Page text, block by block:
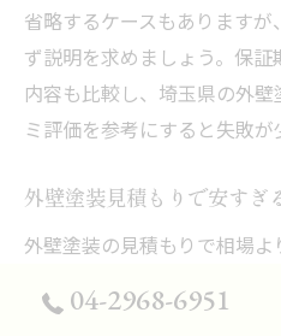
省略するケースもあります
ず説明を求めましょう。保
内容も比較し、埼玉県の外
ミ評価を参考にすると失敗が
外壁塗装見積もりで安すぎ
外壁塗装の見積もりで相場
が必要です。安すぎる見積
な塗料の使用、保証内容の
04-2968-6951